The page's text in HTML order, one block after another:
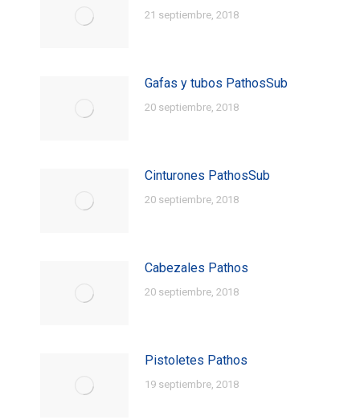
21 septiembre, 2018
Gafas y tubos PathosSub
20 septiembre, 2018
Cinturones PathosSub
20 septiembre, 2018
Cabezales Pathos
20 septiembre, 2018
Pistoletes Pathos
19 septiembre, 2018